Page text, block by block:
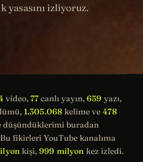
izliyoruz.
video, 77canlı yayın,659 yazı,
1.305.068 kelime ve478
düşündüklerimi buradan
fikirleri YouTube kanalıma
kişi, 999 milyon kez izledi.